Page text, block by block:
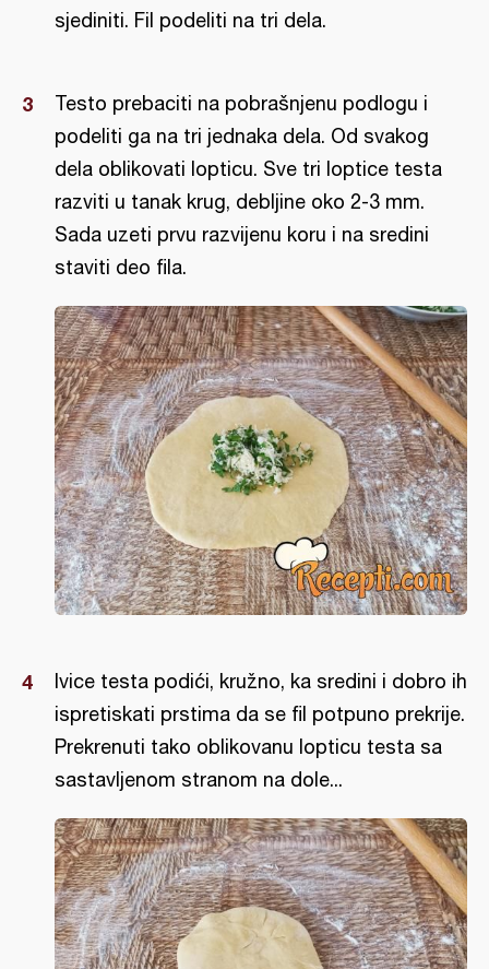
sjediniti. Fil podeliti na tri dela.
Testo prebaciti na pobrašnjenu podlogu i
podeliti ga na tri jednaka dela. Od svakog
dela oblikovati lopticu. Sve tri loptice testa
razviti u tanak krug, debljine oko 2-3 mm.
Sada uzeti prvu razvijenu koru i na sredini
staviti deo fila.
Ivice testa podići, kružno, ka sredini i dobro ih
ispretiskati prstima da se fil potpuno prekrije.
Prekrenuti tako oblikovanu lopticu testa sa
sastavljenom stranom na dole...